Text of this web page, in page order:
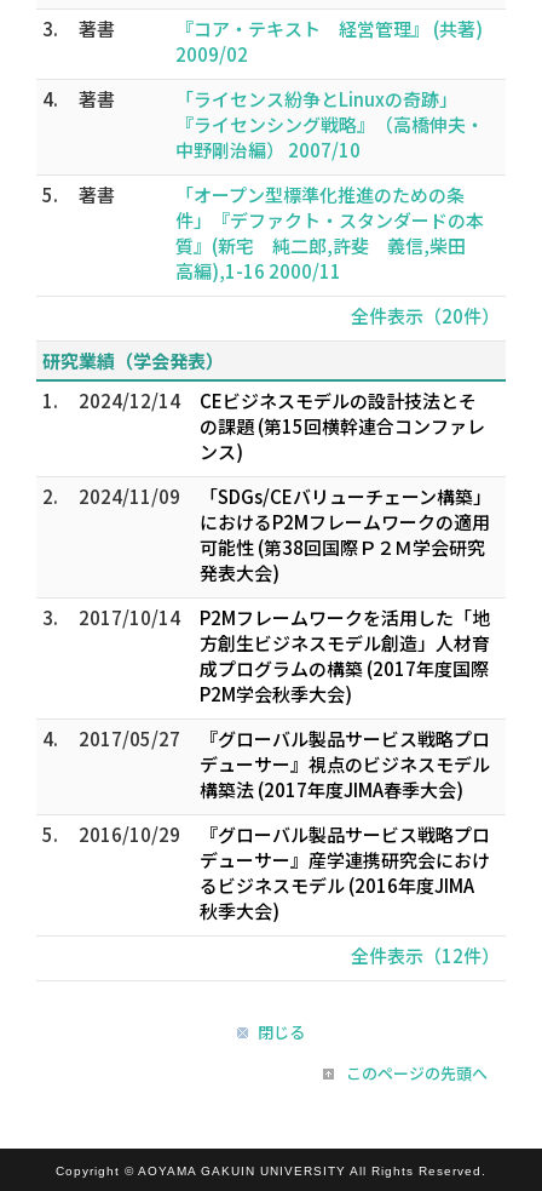
3.
著書
『コア・テキスト 経営管理』 (共著)
2009/02
4.
著書
「ライセンス紛争とLinuxの奇跡」
『ライセンシング戦略』（高橋伸夫・
中野剛治編） 2007/10
5.
著書
「オープン型標準化推進のための条
件」『デファクト・スタンダードの本
質』(新宅 純二郎,許斐 義信,柴田
高編),1-16 2000/11
全件表示（20件）
研究業績（学会発表）
1.
2024/12/14
CEビジネスモデルの設計技法とそ
の課題 (第15回横幹連合コンファレ
ンス)
2.
2024/11/09
「SDGs/CEバリューチェーン構築」
におけるP2Mフレームワークの適用
可能性 (第38回国際Ｐ２Ｍ学会研究
発表大会)
3.
2017/10/14
P2Mフレームワークを活用した「地
方創生ビジネスモデル創造」人材育
成プログラムの構築 (2017年度国際
P2M学会秋季大会)
4.
2017/05/27
『グローバル製品サービス戦略プロ
デューサー』視点のビジネスモデル
構築法 (2017年度JIMA春季大会)
5.
2016/10/29
『グローバル製品サービス戦略プロ
デューサー』産学連携研究会におけ
るビジネスモデル (2016年度JIMA
秋季大会)
全件表示（12件）
閉じる
このページの先頭へ
Copyright © AOYAMA GAKUIN UNIVERSITY All Rights Reserved.